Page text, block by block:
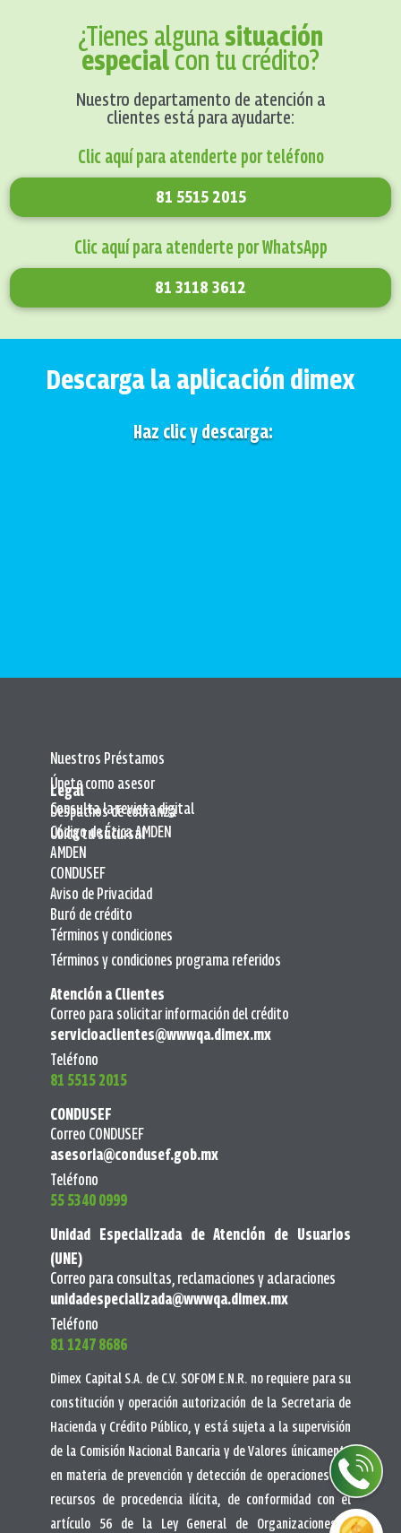
¿Tienes algunasituación
especialcon tu crédito?
Nuestro departamento de atención a
clientes está para ayudarte:
Clic aquí para atenderte por teléfono
81 5515 2015
Clic aquí para atenderte por WhatsApp
81 3118 3612
Descarga la aplicación dimex
Haz clic y descarga:
Nuestros Préstamos
Únete como asesor
Consulta la revista digital
Ubica tu sucursal
Legal
Despachos de cobranza
Código de Ética AMDEN
AMDEN
CONDUSEF
Aviso de Privacidad
Buró de crédito
Términos y condiciones
Términos y condiciones programa referidos
Atención a Clientes
Correo para solicitar información del crédito
servicioaclientes@wwwqa.dimex.mx
Teléfono
81 5515 2015
CONDUSEF
Correo CONDUSEF
asesoria@condusef.gob.mx
Teléfono
55 5340 0999
Unidad Especializada de Atención de Usuarios
(UNE)
Correo para consultas, reclamaciones y aclaraciones
unidadespecializada@wwwqa.dimex.mx
Teléfono
81 1247 8686
Dimex Capital S.A. de C.V. SOFOM E.N.R. no requiere para su
constitución y operación autorización de la Secretaria de
Hacienda y Crédito Público, y está sujeta a la supervisión
de la Comisión Nacional Bancaria y de Valores únicamente
en materia de prevención y detección de operaciones con
recursos de procedencia ilícita, de conformidad con el
artículo 56 de la Ley General de Organizaciones y